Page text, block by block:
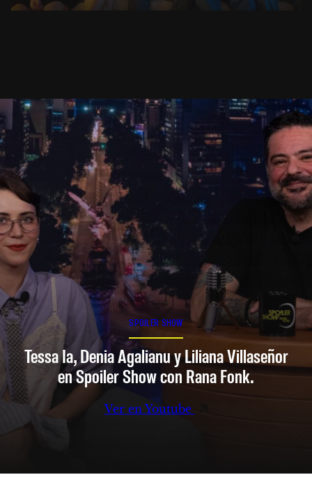
SPOILER SHOW
Tessa Ia, Denia Agalianu y Liliana Villaseñor
en Spoiler Show con Rana Fonk.
Ver en Youtube